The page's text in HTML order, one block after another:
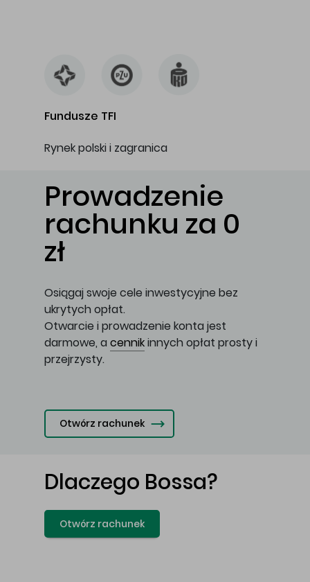
Fundusze TFI
Rynek polski i zagranica
Prowadzenie
rachunku za 0
zł
Osiągaj swoje cele inwestycyjne bez
ukrytych opłat.
Otwarcie i prowadzenie konta jest
darmowe, a cennikinnych opłat prosty i
przejrzysty.
Otwórz rachunek
Dlaczego Bossa?
Otwórz rachunek